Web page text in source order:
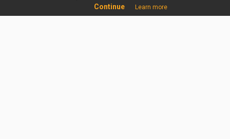
Continue Learn more